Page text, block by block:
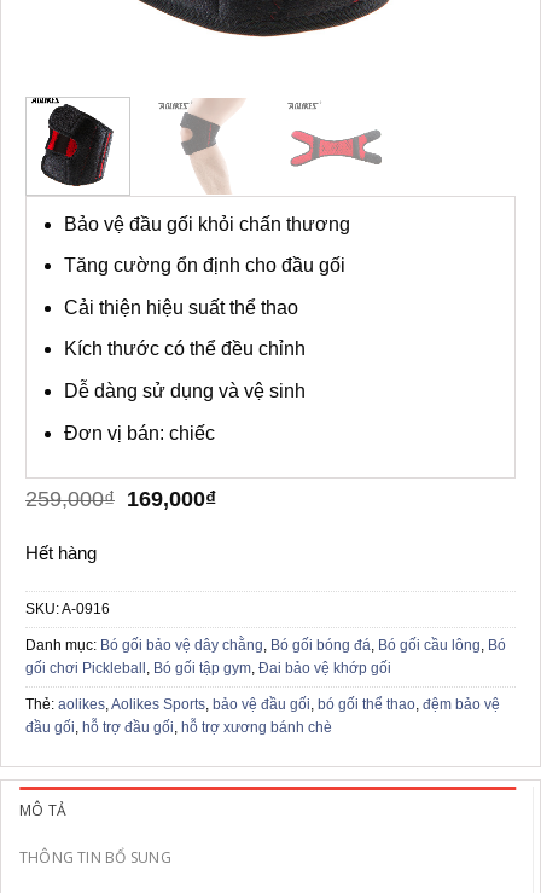
Bảo vệ đầu gối khỏi chấn thương
Tăng cường ổn định cho đầu gối
Cải thiện hiệu suất thể thao
Kích thước có thể đều chỉnh
Dễ dàng sử dụng và vệ sinh
Đơn vị bán: chiếc
259,000₫ Giá
169,000₫Giá
169,000₫.
Hết hàng
SKU:A-0916
Danh mục: Bó gối bảo vệ dây chằng, Bó gối bóng đá, Bó gối cầu lông, Bó
gối chơi Pickleball , Bó gối tập gym, Đai bảo vệ khớp gối
Thẻ: aolikes,Aolikes Sports, bảo vệ đầu gối, bó gối thể thao, đệm bảo vệ
đầu gối, hỗ trợ đầu gối, hỗ trợ xương bánh chè
MÔ TẢ
THÔNG TIN BỔ SUNG